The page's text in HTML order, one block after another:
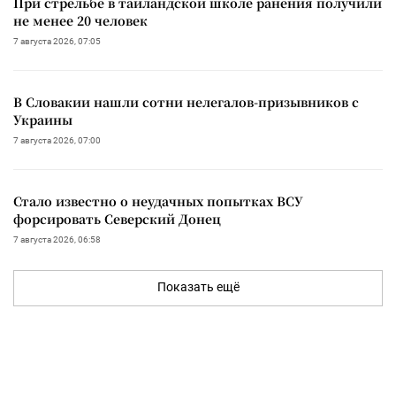
не менее 20 человек
7 августа 2026, 07:05
В Словакии нашли сотни нелегалов-призывников с
Украины
7 августа 2026, 07:00
Стало известно о неудачных попытках ВСУ
форсировать Северский Донец
7 августа 2026, 06:58
Показать ещё